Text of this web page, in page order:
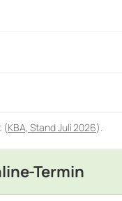
(KBA, Stand Juli 2026).
Termin